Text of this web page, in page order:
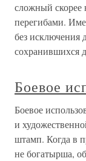
сложный
перегибами.
без исключения
сохранившихся
Боевое
Боевое
и
штамп. Когда в
не богатырша,